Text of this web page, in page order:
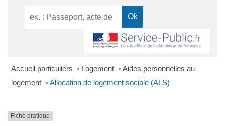
Accueil particuliers > Logement > Aides personnelles au
logement > Allocation de logement sociale (ALS)
Fiche pratique